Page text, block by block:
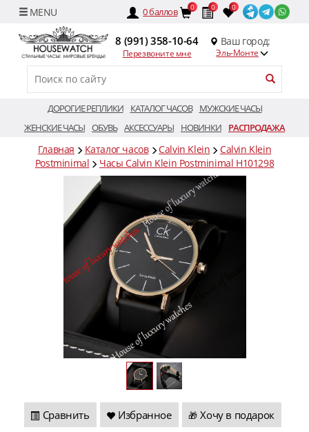
0баллов 0 0 0
8 (991) 358-10-64
Перезвоните мне
Ваш город:
Эль-Монте
ДОРОГИЕ РЕПЛИКИ КАТАЛОГ ЧАСОВ
МУЖСКИЕ ЧАСЫ
ЖЕНСКИЕ ЧАСЫ ОБУВЬ АКСЕССУАРЫ НОВИНКИ РАСПРОДАЖА
Главная Каталог часов Calvin Klein
Calvin Klein
Postminimal
Часы Calvin Klein Postminimal H101298
Сравнить Избранное 🎁 Хочу в подарок